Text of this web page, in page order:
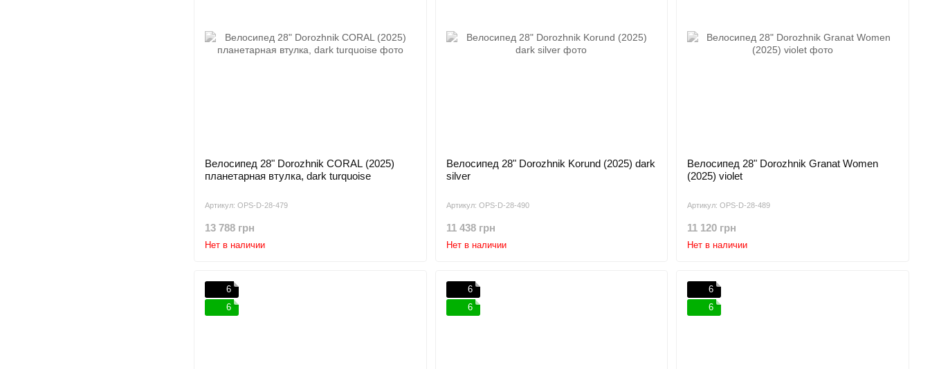
Артикул: OPS-D-28-479
Велосипед 28" Dorozhnik CORAL (2025)
планетарная втулка, dark turquoise
13 788 грн
Нет в наличии
Артикул: OPS-D-28-490
Велосипед 28" Dorozhnik Korund (2025) dark
silver
11 438 грн
Нет в наличии
Артикул: OPS-D-28-489
Велосипед 28" Dorozhnik Granat Women
(2025) violet
11 120 грн
Нет в наличии
6
6
6
6
6
6